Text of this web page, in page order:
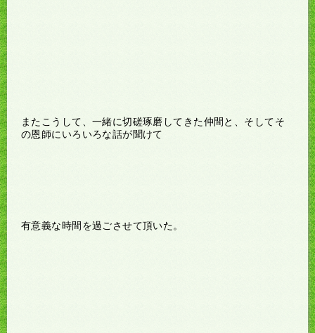
またこうして、一緒に切磋琢磨してきた仲間と、そしてそ
の恩師にいろいろな話が聞けて
有意義な時間を過ごさせて頂いた。